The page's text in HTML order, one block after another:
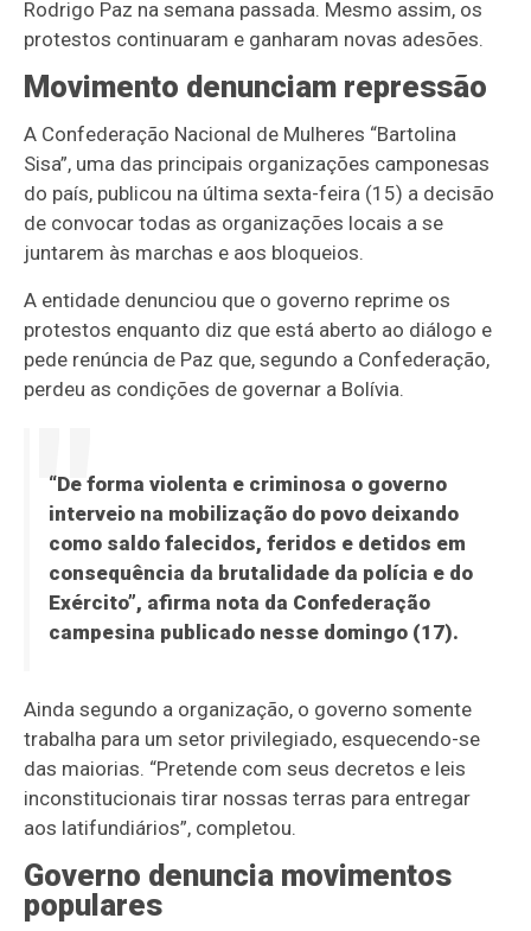
Rodrigo Paz na semana passada. Mesmo assim, os
protestos continuaram e ganharam novas adesões.
Movimento denunciam repressão
A Confederação Nacional de Mulheres “Bartolina
Sisa”, uma das principais organizações camponesas
do país, publicou na última sexta-feira (15) a decisão
de convocar todas as organizações locais a se
juntarem às marchas e aos bloqueios.
A entidade denunciou que o governo reprime os
protestos enquanto diz que está aberto ao diálogo e
pede renúncia de Paz que, segundo a Confederação,
perdeu as condições de governar a Bolívia.
“De forma violenta e criminosa o governo
interveio na mobilização do povo deixando
como saldo falecidos, feridos e detidos em
consequência da brutalidade da polícia e do
Exército”, afirma nota da Confederação
campesina publicado nesse domingo (17).
Ainda segundo a organização, o governo somente
trabalha para um setor privilegiado, esquecendo-se
das maiorias. “Pretende com seus decretos e leis
inconstitucionais tirar nossas terras para entregar
aos latifundiários”, completou.
Governo denuncia movimentos
populares